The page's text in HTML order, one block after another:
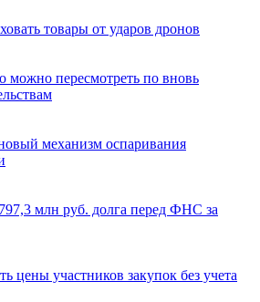
товары от ударов дронов
можно пересмотреть по вновь
механизм оспаривания
млн руб. долга перед ФНС за
цены участников закупок без учета